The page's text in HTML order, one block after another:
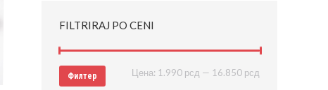
FILTRIRAJ PO CENI
Филтер Цена: 1.990 рсд — 16.850 рсд